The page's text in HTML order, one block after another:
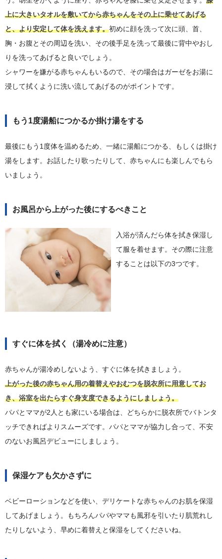
上に大きいタオルを敷いてから赤ちゃんをその上に乗せてあげる
と、より安定して体を洗えます。初めに顔を洗って次に頭、首、
胸・お腹とその周辺を洗い、その後手足を洗って最後に背中やおし
りを洗ってあげると良いでしょう。
シャワーを嫌がる赤ちゃんもいるので、その場合はガーゼをお湯に
浸して拭くように洗い流してあげるのがポイントです。
もう1度湯船につかるか掛け湯をする
最後にもう1度体を温めるため、一緒に湯船につかる、もしくは掛け
湯をします。お話したり歌ったりして、赤ちゃんにも楽しんでもら
いましょう。
お風呂から上がった後にするべきこと
入浴が済んだら体を拭き保湿し
て服を着せます。その際に注意
することは以下の3つです。
すぐに体を拭く（湯冷めに注意）
赤ちゃんが湯冷めしないよう、すぐに体を拭きましょう。
上がった後の赤ちゃん用の着替えやおむつを脱衣所に用意してお
き、浴室を出たらすぐ身支度できるようにしましょう。
パパとママが2人とも家にいる場合は、どちらかに脱衣所でバトンタ
ッチできればよりスムーズです。パパとママが協力し合って、不安
のないお風呂デビューにしましょう。
保湿ケアも欠かさずに
ベビーローションなどを使い、デリケートな赤ちゃんのお肌を保湿
してあげましょう。もちろんパパやママも風邪を引いたり肌荒れし
たりしないよう、早めに着替えと保湿をしてくださいね。